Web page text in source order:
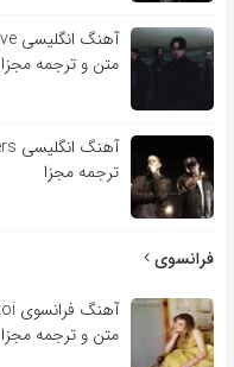
متن و ترجمه مجزا
ترجمه مجزا
فرانسوی
متن و ترجمه مجزا